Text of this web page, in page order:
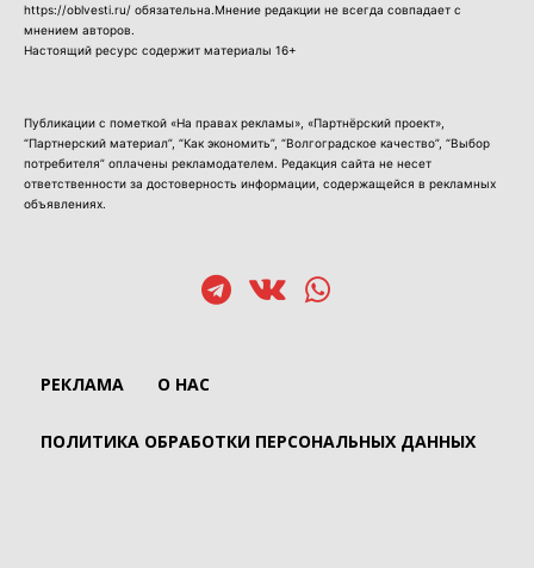
https://oblvesti.ru/ обязательна.Мнение редакции не всегда совпадает с
мнением авторов.
Настоящий ресурс содержит материалы 16+
Публикации с пометкой «На правах рекламы», «Партнёрский проект»,
“Партнерский материал”, “Как экономить”, “Волгоградское качество”, “Выбор
потребителя” оплачены рекламодателем. Редакция сайта не несет
ответственности за достоверность информации, содержащейся в рекламных
объявлениях.
РЕКЛАМА О НАС
ПОЛИТИКА ОБРАБОТКИ ПЕРСОНАЛЬНЫХ ДАННЫХ